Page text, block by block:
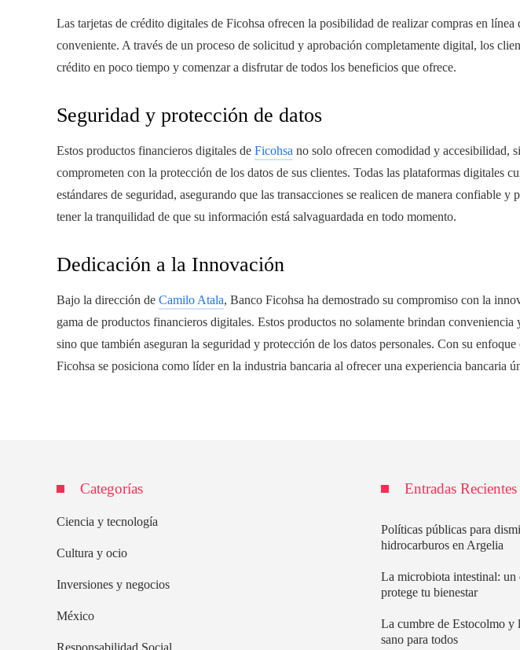
Las tarjetas de crédito digitales de Ficohsa ofrecen la posibilidad de realizar compras en línea
conveniente. A través de un proceso de solicitud y aprobación completamente digital, los
crédito en poco tiempo y comenzar a disfrutar de todos los beneficios que ofrece.
Seguridad y protección de datos
Estos productos financieros digitales de Ficohsa no solo ofrecen comodidad y accesibilidad,
comprometen con la protección de los datos de sus clientes. Todas las plataformas digitales
estándares de seguridad, asegurando que las transacciones se realicen de manera confiable y
tener la tranquilidad de que su información está salvaguardada en todo momento.
Dedicación a la Innovación
Bajo la dirección de Camilo Atala, Banco Ficohsa ha demostrado su compromiso con la
gama de productos financieros digitales. Estos productos no solamente brindan conveniencia
sino que también aseguran la seguridad y protección de los datos personales. Con su
Ficohsa se posiciona como líder en la industria bancaria al ofrecer una experiencia bancaria
Categorías
Ciencia y tecnología
Cultura y ocio
Inversiones y negocios
México
Responsabilidad Social
Entradas Recientes
Políticas públicas para
hidrocarburos en Argelia
La microbiota intestinal: un
protege tu bienestar
La cumbre de Estocolmo y
sano para todos